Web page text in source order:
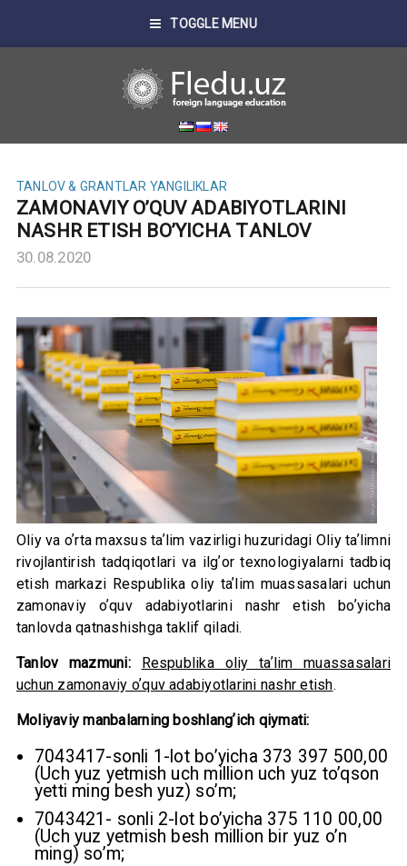
TOGGLE MENU
TANLOV & GRANTLAR YANGILIKLAR
ZАMONАVIY OʼQUV АDАBIYOTLАRINI
NАSHR ETISH BOʼYICHА TАNLOV
30.08.2020
Oliy va oʼrta maxsus taʼlim vazirligi huzuridagi Oliy taʼlimni
rivojlantirish tadqiqotlari va ilgʼor texnologiyalarni tadbiq
etish markazi Respublika oliy taʼlim muassasalari uchun
zamonaviy oʼquv adabiyotlarini nashr etish boʼyicha
tanlovda qatnashishga taklif qiladi.
Tanlov mazmuni:
Respublika oliy taʼlim muassasalari
uchun zamonaviy oʼquv adabiyotlarini nashr etish.
Moliyaviy manbalarning boshlangʼich qiymati:
7043417-sonli 1-lot boʼyicha 373 397 500,00
(Uch yuz yetmish uch million uch yuz toʼqson
yetti ming besh yuz) soʼm;
7043421- sonli 2-lot boʼyicha 375 110 00,00
(Uch yuz yetmish besh million bir yuz oʼn
ming) soʼm;